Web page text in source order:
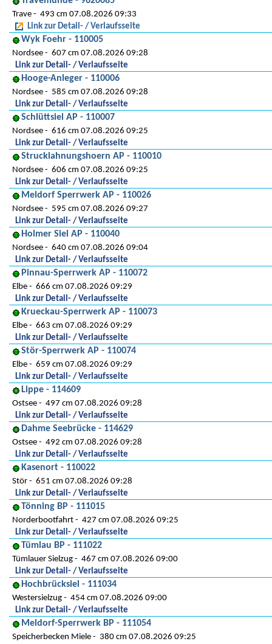
Trave
493 cm 07.08.2026 09:33
Link zur Detail- / Verlaufsseite
Wyk Foehr - 110005
Nordsee
607 cm 07.08.2026 09:28
Link zur Detail- / Verlaufsseite
Hooge-Anleger - 110006
Nordsee
585 cm 07.08.2026 09:28
Link zur Detail- / Verlaufsseite
Schlüttsiel AP - 110007
Nordsee
616 cm 07.08.2026 09:25
Link zur Detail- / Verlaufsseite
Strucklahnungshoern AP - 110010
Nordsee
606 cm 07.08.2026 09:25
Link zur Detail- / Verlaufsseite
Meldorf Sperrwerk AP - 110026
Nordsee
595 cm 07.08.2026 09:27
Link zur Detail- / Verlaufsseite
Holmer Siel AP - 110040
Nordsee
640 cm 07.08.2026 09:04
Link zur Detail- / Verlaufsseite
Pinnau-Sperrwerk AP - 110072
Elbe
666 cm 07.08.2026 09:29
Link zur Detail- / Verlaufsseite
Krueckau-Sperrwerk AP - 110073
Elbe
663 cm 07.08.2026 09:29
Link zur Detail- / Verlaufsseite
Stör-Sperrwerk AP - 110074
Elbe
659 cm 07.08.2026 09:29
Link zur Detail- / Verlaufsseite
Lippe - 114609
Ostsee
497 cm 07.08.2026 09:28
Link zur Detail- / Verlaufsseite
Dahme Seebrücke - 114629
Ostsee
492 cm 07.08.2026 09:28
Link zur Detail- / Verlaufsseite
Kasenort - 110022
Stör
651 cm 07.08.2026 09:28
Link zur Detail- / Verlaufsseite
Tönning BP - 111015
Norderbootfahrt
427 cm 07.08.2026 09:25
Link zur Detail- / Verlaufsseite
Tümlau BP - 111022
Tümlauer Sielzug
467 cm 07.08.2026 09:00
Link zur Detail- / Verlaufsseite
Hochbrücksiel - 111034
Westersielzug
454 cm 07.08.2026 09:00
Link zur Detail- / Verlaufsseite
Meldorf-Sperrwerk BP - 111054
Speicherbecken Miele
380 cm 07.08.2026 09:25